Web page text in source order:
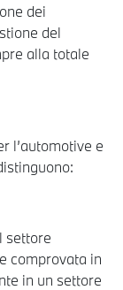
dei
del
alla totale
l’automotive e
settore
comprovata in
in un settore